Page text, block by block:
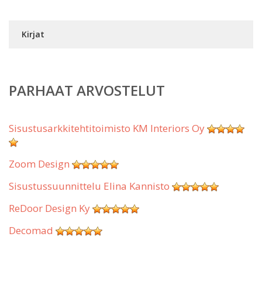
Kirjat
PARHAAT ARVOSTELUT
Sisustusarkkitehtitoimisto KM Interiors Oy
Zoom Design
Sisustussuunnittelu Elina Kannisto
ReDoor Design Ky
Decomad